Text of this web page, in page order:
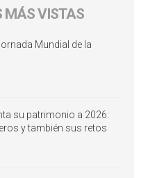
MÁS VISTAS
Mundial de la
su patrimonio a 2026:
y también sus retos